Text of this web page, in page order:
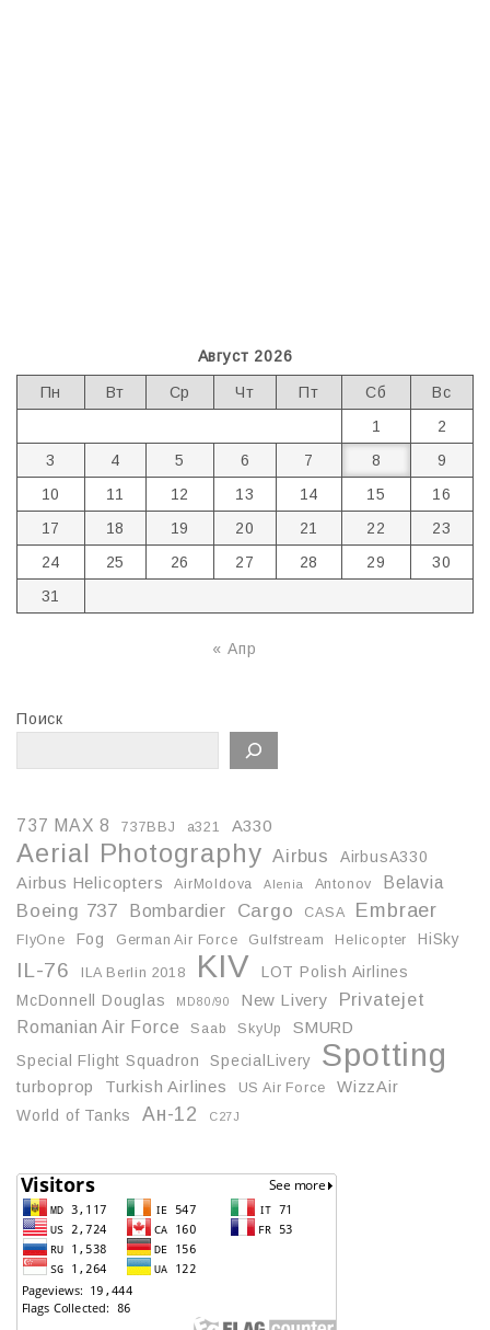
Август 2026
Пн Вт Ср Чт Пт Сб
Вс
1
2
3
4 5 6 7 8
9
10
11 12 13 14 15
16
17
18 19 20 21 22
23
24
25 26 27 28 29
30
31
« Апр
Поиск
737 MAX 8 737BBJ a321 A330
Aerial Photography Airbus
AirbusA330
Airbus Helicopters
AirMoldova Alenia Antonov Belavia
Boeing 737 Bombardier Cargo CASA Embraer
FlyOne Fog German Air Force Gulfstream Helicopter HiSky
IL-76 ILA Berlin 2018 KIV
LOT Polish Airlines
McDonnell Douglas
MD80/90 New Livery Privatejet
Romanian Air Force Saab SkyUp
SMURD
Special Flight Squadron
SpecialLivery Spotting
turboprop Turkish Airlines US Air Force
WizzAir
World of Tanks
Ан-12 С27J